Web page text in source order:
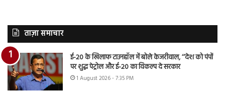
ताज़ा समाचार
ई-20 के खिलाफ टाउनहॉल में बोले केजरीवाल, ‘‘देश को पंपों
पर शुद्ध पेट्रोल और ई-20 का विकल्प दे सरकार
1 August 2026 - 7:35 PM